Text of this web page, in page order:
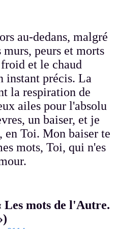
au-dedans, malgré
peurs et morts
et le chaud
instant précis. La
la respiration de
ailes pour l'absolu
un baiser, et je
en Toi. Mon baiser te
mots, Toi, qui n'es
Les mots de l'Autre.